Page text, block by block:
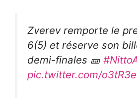
Zverev remporte le
6(5) et réserve son
demi-finales 🎫
pic.twitter.com/